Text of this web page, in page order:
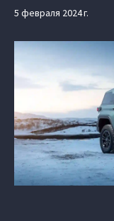
5 февраля 2024 г.